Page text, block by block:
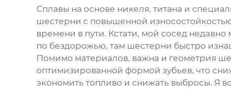
Сплавы на основе никеля, титана и
шестерни с повышенной
времени в пути. Кстати, мой сосед
по бездорожью, там шестерни быстро
Помимо материалов, важна и геометрия
оптимизированной формой зубьев, что
экономить топливо и снижать выбросы. Я